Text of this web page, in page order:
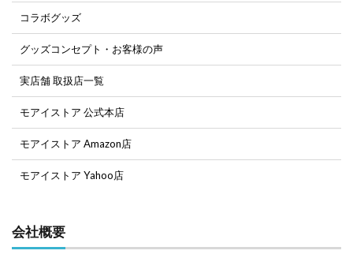
コラボグッズ
グッズコンセプト・お客様の声
実店舗 取扱店一覧
モアイストア 公式本店
モアイストア Amazon店
モアイストア Yahoo店
会社概要